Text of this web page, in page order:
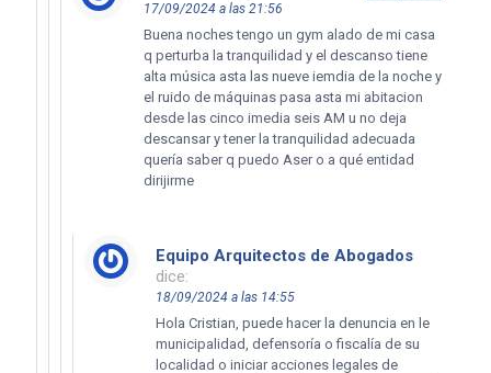
17/09/2024 a las 21:56
Buena noches tengo un gym alado de mi casa
q perturba la tranquilidad y el descanso tiene
alta música asta las nueve iemdia de la noche y
el ruido de máquinas pasa asta mi abitacion
desde las cinco imedia seis AM u no deja
descansar y tener la tranquilidad adecuada
quería saber q puedo Aser o a qué entidad
dirijirme
Equipo Arquitectos de Abogados
dice:
18/09/2024 a las 14:55
Hola Cristian, puede hacer la denuncia en le
municipalidad, defensoría o fiscalía de su
localidad o iniciar acciones legales de